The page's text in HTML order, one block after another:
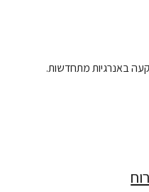
באנרגיות מתחדשות.